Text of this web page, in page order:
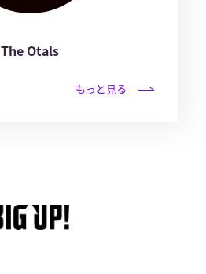
The Otals
もっと見る